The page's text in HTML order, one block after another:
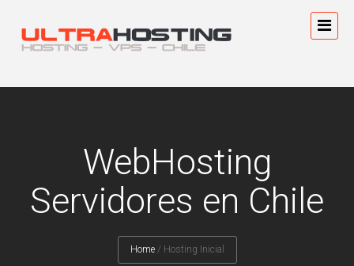
WebHosting
Servidores en Chile
Home / Hosting Inicial